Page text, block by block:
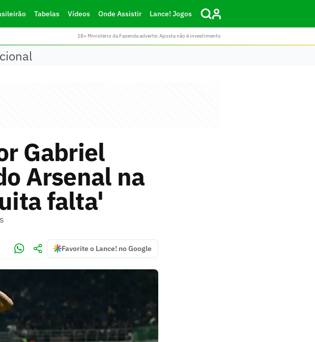
Tabelas Vídeos Onde Assistir Lance! Jogos
18+ Ministério da Fazenda adverte: Aposta não é investimento
Gabriel
Arsenal na
falta'
Favorite o Lance! no Google